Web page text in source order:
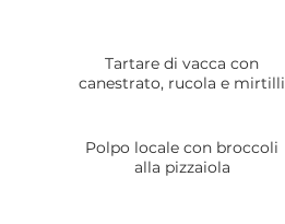
Tartare di vacca con
canestrato, rucola e mirtilli
Polpo locale con broccoli
alla pizzaiola